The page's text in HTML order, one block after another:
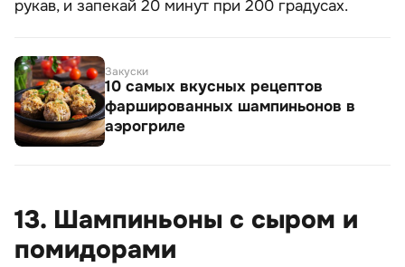
рукав, и запекай 20 минут при 200 градусах.
Закуски
10 самых вкусных рецептов
фаршированных шампиньонов в
аэрогриле
13. Шампиньоны с сыром и
помидорами